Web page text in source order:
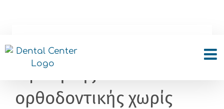
Ποια είναι τα κύρια
οφέλη της
ορθοδοντικής χωρίς